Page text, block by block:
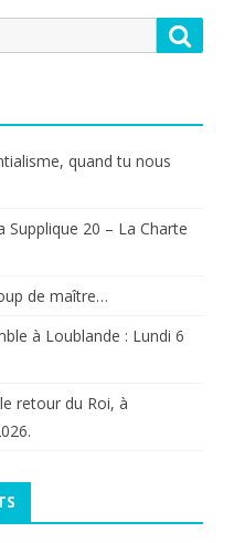
quand tu nous
Supplique 20 – La Charte
de maître…
à Loublande : Lundi 6
retour du Roi, à